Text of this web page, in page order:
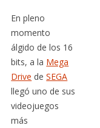
En pleno
momento
álgido de los 16
bits, a la Mega
Drive deSEGA
llegó uno de sus
videojuegos
más